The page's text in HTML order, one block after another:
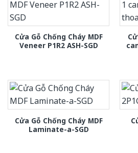
Cửa Gỗ Chống Cháy MDF
Veneer P1R2 ASH-SGD
Cửa Gỗ Chống Cháy MDF
Laminate-a-SGD